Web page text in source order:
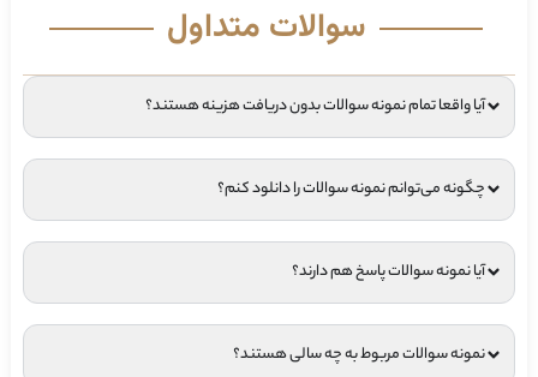
سوالات متداول
آیا واقعا تمام نمونه سوالات بدون دریافت هزینه هستند؟
چگونه می‌توانم نمونه سوالات را دانلود کنم؟
آیا نمونه سوالات پاسخ هم دارند؟
نمونه سوالات مربوط به چه سالی هستند؟